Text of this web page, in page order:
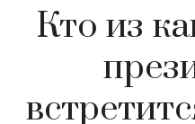
Кто из